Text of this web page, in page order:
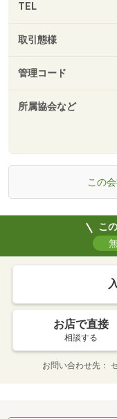
TEL
取引態様
管理コード
所属協会など
この
こ
お店で直接
相談する
お問い合わせ先